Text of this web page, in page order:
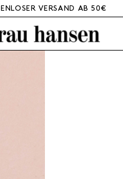
VERSAND AB 50€